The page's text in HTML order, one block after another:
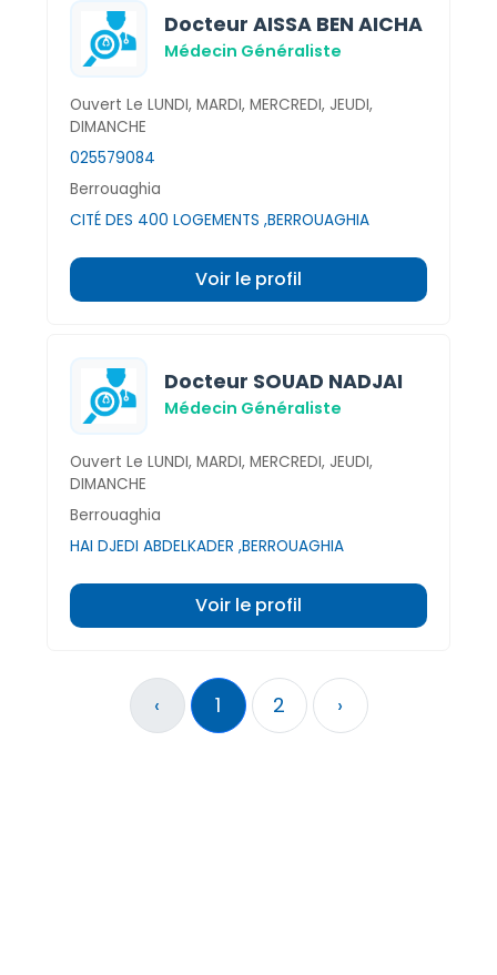
Docteur AISSA BEN AICHA
Médecin Généraliste
Ouvert Le LUNDI, MARDI, MERCREDI, JEUDI,
DIMANCHE
025579084
Berrouaghia
CITÉ DES 400 LOGEMENTS ,BERROUAGHIA
Voir le profil
Docteur SOUAD NADJAI
Médecin Généraliste
Ouvert Le LUNDI, MARDI, MERCREDI, JEUDI,
DIMANCHE
Berrouaghia
HAI DJEDI ABDELKADER ,BERROUAGHIA
Voir le profil
‹ 1 2 ›